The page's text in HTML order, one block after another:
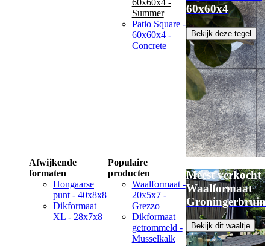
60x60x4 -
Summer
Patio Square -
60x60x4 -
Concrete
60x60x4
Bekijk deze tegel
Afwijkende
formaten
Hongaarse
punt - 40x8x8
Dikformaat
XL - 28x7x8
Populaire
producten
Waalformaat -
20x5x7 -
Grezzo
Dikformaat
getrommeld -
Musselkalk
Meest verkocht
Waalformaat
Groningerbruin
Bekijk dit waaltje